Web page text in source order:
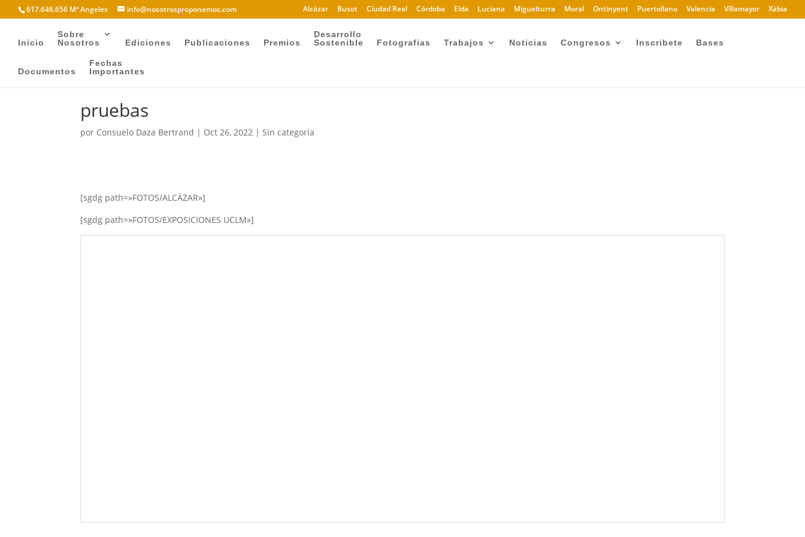
617.646.656 Mª Angeles info@nosotrosproponemos.com Alcázar Busot Ciudad Real Córdoba Elda Luciana Miguelturra Moral Ontinyent Puertollano Valencia Villamayor Xàbia
Inicio
Sobre
Nosotros
Ediciones Publicaciones Premios
Desarrollo
Sostenible
Fotografias Trabajos Noticias Congresos Inscribete Bases
Documentos
Fechas
Importantes
pruebas
por Consuelo Daza Bertrand | Oct 26, 2022 |Sin categoría
[sgdg path=»FOTOS/ALCÁZAR»]
[sgdg path=»FOTOS/EXPOSICIONES UCLM»]